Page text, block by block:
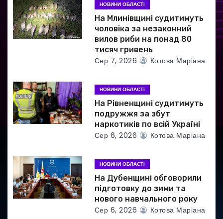
п
и
в
НОВИНИ ОБЛАСТІ
На Млинівщині судитимуть
чоловіка за незаконний
вилов риби на понад 80
тисяч гривень
Сер 7, 2026 Котова Маріана
НОВИНИ ОБЛАСТІ
На Рівненщині судитимуть
подружжя за збут
наркотиків по всій Україні
Сер 6, 2026 Котова Маріана
НОВИНИ ОБЛАСТІ
На Дубенщині обговорили
підготовку до зими та
нового навчального року
Сер 6, 2026 Котова Маріана